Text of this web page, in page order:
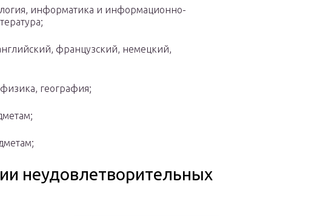
информатика и информационно-
французский, немецкий,
география;
неудовлетворительных